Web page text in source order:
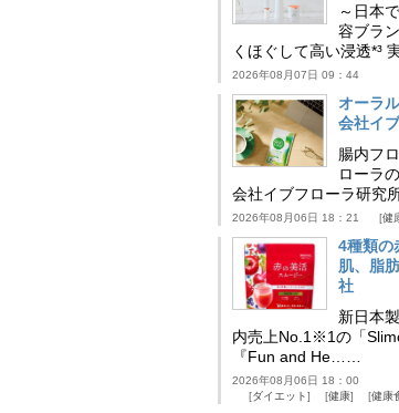
～日本
容ブラ
くほぐして高い浸透*³
2026年08月07日 09：44
オーラ
会社イ
腸内フ
ローラ
会社イブフローラ研究
2026年08月06日 18：21 健
4種類の
肌、脂
社
新日本
内売上No.1※1の「
『Fun and He……
2026年08月06日 18：00
ダイエット
健康 健康